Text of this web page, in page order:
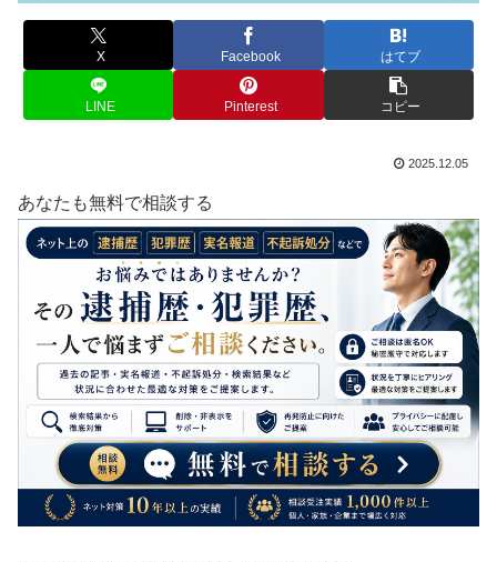
X Facebook はてブ
LINE Pinterest コピー
2025.12.05
あなたも無料で相談する